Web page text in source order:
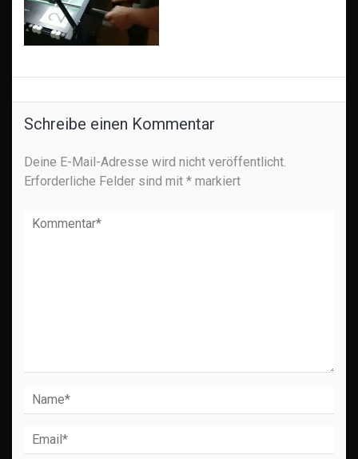
Schreibe einen Kommentar
Deine E-Mail-Adresse wird nicht veröffentlicht.
Erforderliche Felder sind mit * markiert